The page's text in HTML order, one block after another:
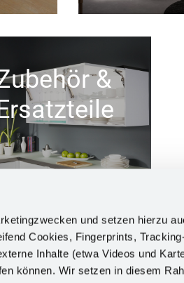
und setzen hierzu
Cookies, Fingerprints,
Inhalte (etwa Videos und
können. Wir setzen in diesem
&